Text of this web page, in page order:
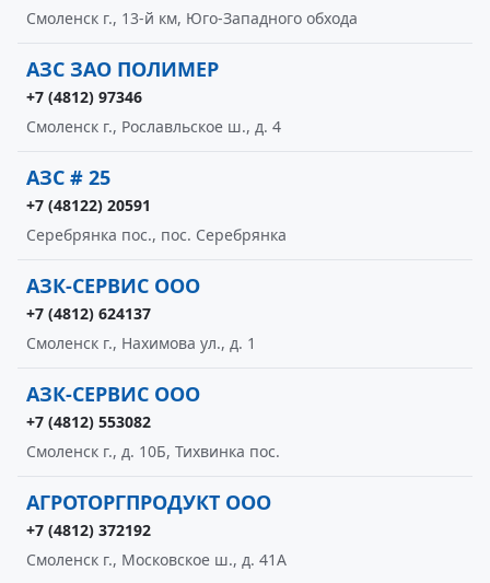
Смоленск г., 13-й км, Юго-Западного обхода
АЗС ЗАО ПОЛИМЕР
+7 (4812) 97346
Смоленск г., Рославльское ш., д. 4
АЗС # 25
+7 (48122) 20591
Серебрянка пос., пос. Серебрянка
АЗК-СЕРВИС ООО
+7 (4812) 624137
Смоленск г., Нахимова ул., д. 1
АЗК-СЕРВИС ООО
+7 (4812) 553082
Смоленск г., д. 10Б, Тихвинка пос.
АГРОТОРГПРОДУКТ ООО
+7 (4812) 372192
Смоленск г., Московское ш., д. 41А